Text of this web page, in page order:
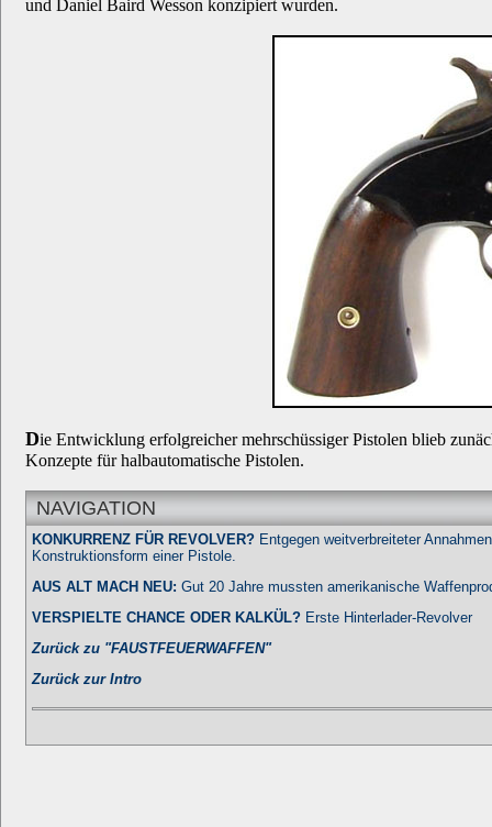
und Daniel Baird Wesson konzipiert wurden.
Die Entwicklung erfolgreicher mehrschüssiger Pistolen blieb
Konzepte für halbautomatische Pistolen.
NAVIGATION
KONKURRENZ FÜR REVOLVER? Entgegen weitverbreiteter
Konstruktionsform einer Pistole.
AUS ALT MACH NEU: Gut 20 Jahre mussten amerikanische
VERSPIELTE CHANCE ODER KALKÜL? Erste Hinterlader-Revolver
Zurück zu "FAUSTFEUERWAFFEN"
Zurück zur Intro